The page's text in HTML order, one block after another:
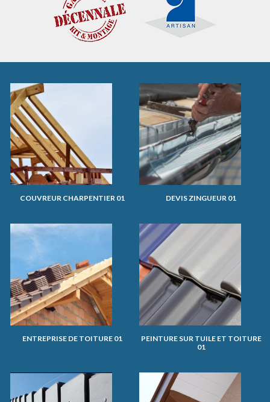
COUVREUR CHARPENTIER 01 DEVIS ZINGUEUR 01
ENTREPRISE DE TOITURE 01
PEINTURE SUR TUILE ET TOITURE
01